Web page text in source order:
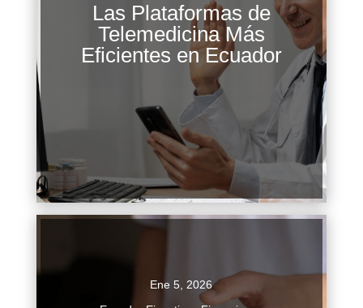
Las Plataformas de
Telemedicina Más
Eficientes en Ecuador
En los últimos años, la telemedicina ha
transformado el acceso a los servicios de salud
en Ecuador, especialmente tras la aceleración
provocada por la...
Continuar Leyendo
Ene 5, 2026